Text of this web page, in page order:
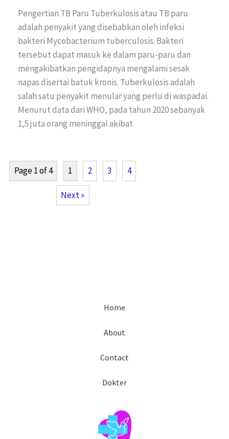
Pengertian TB Paru Tuberkulosis atau TB paru
adalah penyakit yang disebabkan oleh infeksi
bakteri Mycobacterium tuberculosis. Bakteri
tersebut dapat masuk ke dalam paru-paru dan
mengakibatkan pengidapnya mengalami sesak
napas disertai batuk kronis. Tuberkulosis adalah
salah satu penyakit menular yang perlu di waspadai.
Menurut data dari WHO, pada tahun 2020 sebanyak
1,5 juta orang meninggal akibat
Page 1 of 4 1 2 3 4
Next »
Home
About
Contact
Dokter